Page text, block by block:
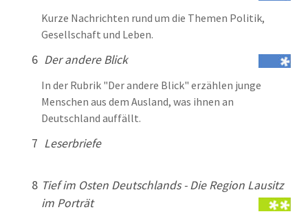
Kurze Nachrichten rund um die Themen Politik,
Gesellschaft und Leben.
6 Der andere Blick
In der Rubrik "Der andere Blick" erzählen junge
Menschen aus dem Ausland, was ihnen an
Deutschland auffällt.
7 Leserbriefe
8 Tief im Osten Deutschlands - Die Region Lausitz
im Porträt